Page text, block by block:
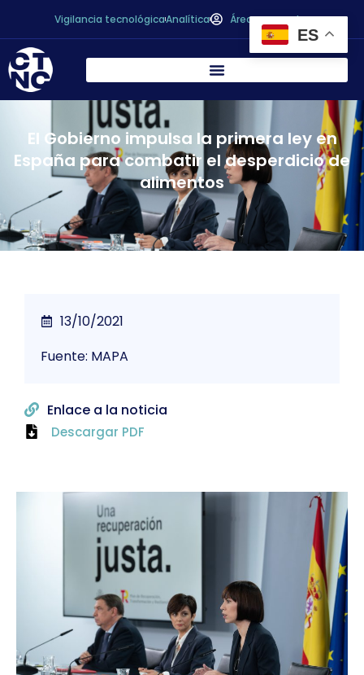
Vigilancia tecnológicaAnalítica Área personal
El Gobierno impulsa la primera ley en
España para combatir el desperdicio de
alimentos
13/10/2021
Fuente: MAPA
Enlace a la noticia
Descargar PDF
ES